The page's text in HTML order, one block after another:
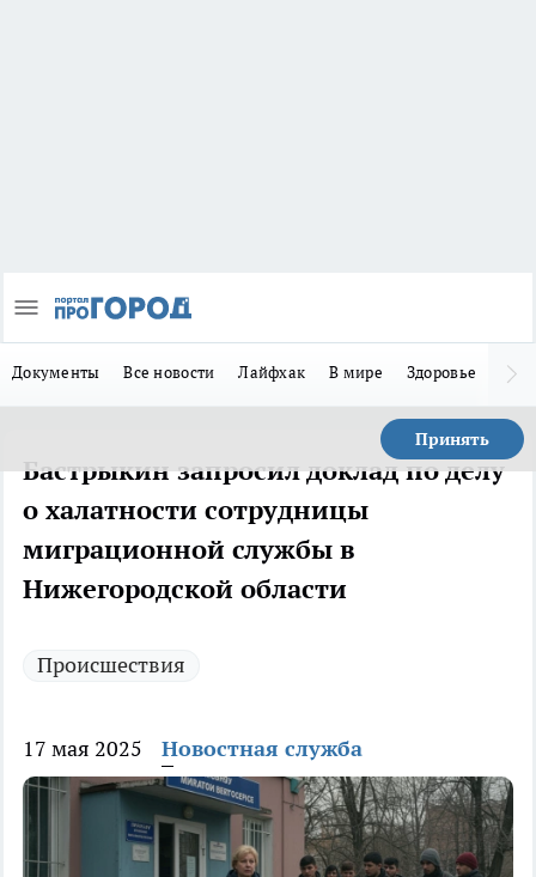
Документы Все новости Лайфхак В мире Здоровье
Принять
Бастрыкин запросил доклад по делу
о халатности сотрудницы
миграционной службы в
Нижегородской области
Происшествия
17 мая 2025 Новостная служба